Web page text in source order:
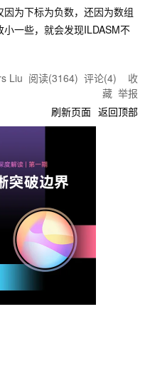
为下标为负数，还因为数组
一些，就会发现ILDASM不
Liu 阅读(3164) 评论(4) 收
藏 举报
刷新页面 返回顶部